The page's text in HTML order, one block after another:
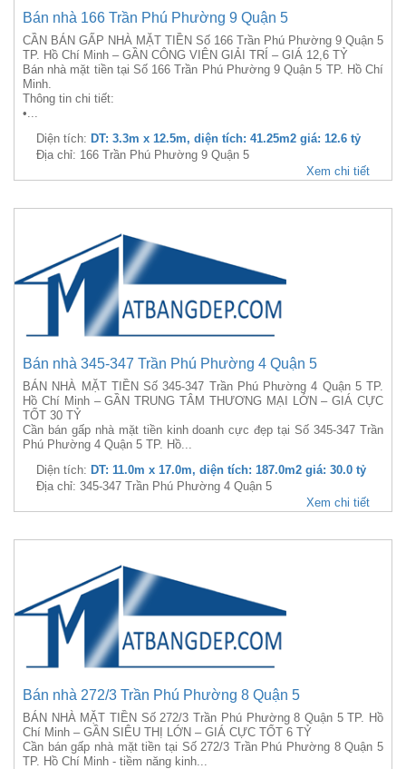
Bán nhà 166 Trần Phú Phường 9 Quận 5
CẦN BÁN GẤP NHÀ MẶT TIỀN Số 166 Trần Phú Phường 9 Quận 5
TP. Hồ Chí Minh – GẦN CÔNG VIÊN GIẢI TRÍ – GIÁ 12,6 TỶ
Bán nhà mặt tiền tại Số 166 Trần Phú Phường 9 Quận 5 TP. Hồ Chí
Minh.
Thông tin chi tiết:
•...
Diện tích: DT: 3.3m x 12.5m, diện tích: 41.25m2 giá: 12.6 tỷ
Địa chỉ: 166 Trần Phú Phường 9 Quận 5
Xem chi tiết
Bán nhà 345-347 Trần Phú Phường 4 Quận 5
BÁN NHÀ MẶT TIỀN Số 345-347 Trần Phú Phường 4 Quận 5 TP.
Hồ Chí Minh – GẦN TRUNG TÂM THƯƠNG MẠI LỚN – GIÁ CỰC
TỐT 30 TỶ
Cần bán gấp nhà mặt tiền kinh doanh cực đẹp tại Số 345-347 Trần
Phú Phường 4 Quận 5 TP. Hồ...
Diện tích: DT: 11.0m x 17.0m, diện tích: 187.0m2 giá: 30.0 tỷ
Địa chỉ: 345-347 Trần Phú Phường 4 Quận 5
Xem chi tiết
Bán nhà 272/3 Trần Phú Phường 8 Quận 5
BÁN NHÀ MẶT TIỀN Số 272/3 Trần Phú Phường 8 Quận 5 TP. Hồ
Chí Minh – GẦN SIÊU THỊ LỚN – GIÁ CỰC TỐT 6 TỶ
Cần bán gấp nhà mặt tiền tại Số 272/3 Trần Phú Phường 8 Quận 5
TP. Hồ Chí Minh - tiềm năng kinh...